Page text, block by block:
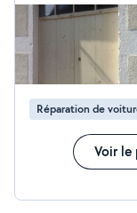
Réparation de
Voir le